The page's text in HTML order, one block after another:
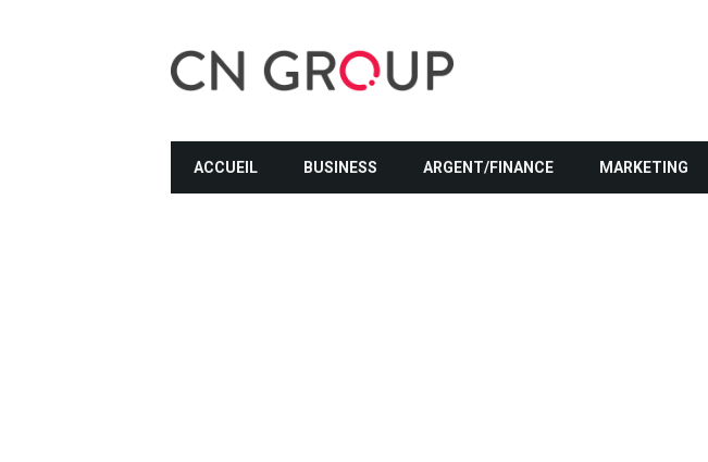
ACCUEIL BUSINESS ARGENT/FINANCE MARKETING